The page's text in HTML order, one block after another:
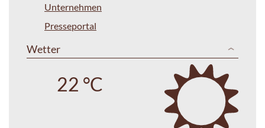
Unternehmen
Presseportal
Wetter
22 °C